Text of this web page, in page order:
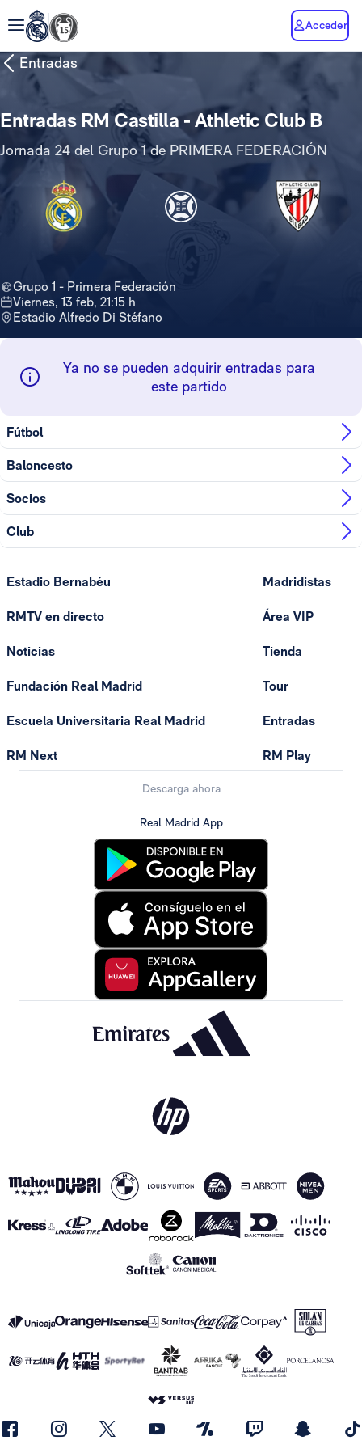
Acceder
Entradas
Entradas RM Castilla - Athletic Club B
Jornada 24 del Grupo 1 de PRIMERA FEDERACIÓN
Grupo 1 - Primera Federación
viernes, 13 feb, 21:15 h
Estadio Alfredo Di Stéfano
Ya no se pueden adquirir entradas para
este partido
Fútbol
Baloncesto
Socios
Club
Estadio Bernabéu
RMTV en directo
Noticias
Fundación Real Madrid
Escuela Universitaria Real Madrid
RM Next
Madridistas
Área VIP
Tienda
Tour
Entradas
RM Play
Descarga ahora
Real Madrid App